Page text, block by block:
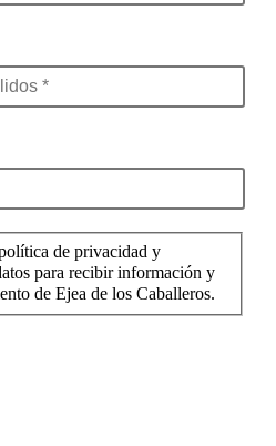
de privacidad y
para recibir información y
de Ejea de los Caballeros.